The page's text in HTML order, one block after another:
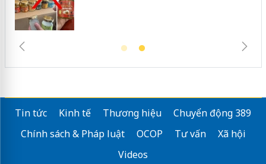
Tin tức Kinh tế Thương hiệu
Chuyển động 389
Chính sách & Pháp luật
OCOP Tư vấn
Xã hội
Videos